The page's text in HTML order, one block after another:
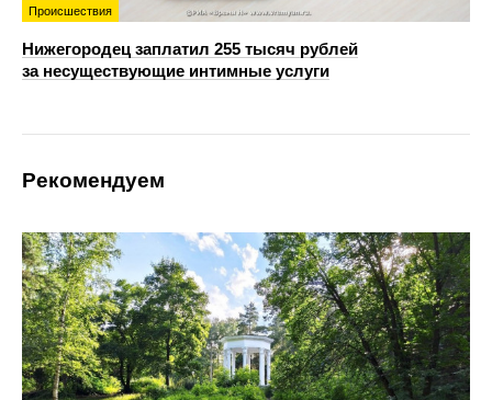
Происшествия
Нижегородец заплатил 255 тысяч рублей
за несуществующие интимные услуги
Рекомендуем